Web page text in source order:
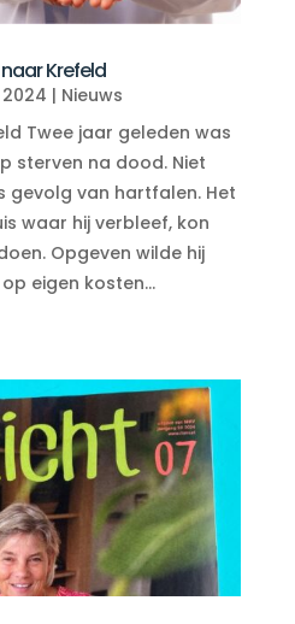
Krefeld
2024 | Nieuws
Twee jaar geleden was
sterven na dood. Niet
gevolg van hartfalen. Het
waar hij verbleef, kon
Opgeven wilde hij
eigen kosten...